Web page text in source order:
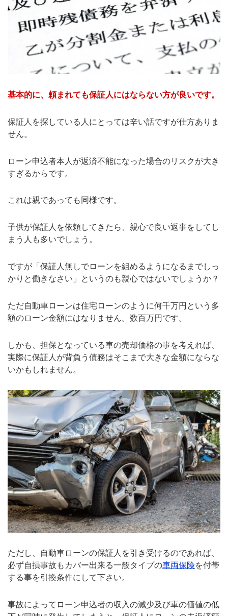
基本的に、頼まれても保証人にはならない方が良いです。
保証人を探している人にとっては辛い話ですが仕方ありま
せん。
ローン申込者本人が返済不能になった場合のリスクが大き
すぎるからです。
これは親であっても同様です。
子供が保証人を依頼してきたら、親心で良い返事をしてし
まう人も多いでしょう。
ですが「保証人無しでローンを組めるようになるまでしっ
かりと働きなさい」というのも親心ではないでしょうか？
ただ自動車ローンは住宅ローンのように何千万円という多
額のローン金額にはなりません。数百万円です。
しかも、担保となっている車の売却価格の事を考えれば、
実際に保証人が背負う債務はそこまで大きな金額にならな
いかもしれません。
ただし、自動車ローンの保証人を引き受けるのであれば、
必ず自損事故もカバー出来る一般タイプの車両保険を付帯
する事を引換条件にして下さい。
事故によってローン申込者の収入の減少及び車の価値の低